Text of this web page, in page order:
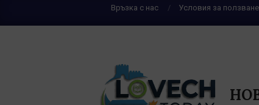
Връзка с нас Условия за ползване